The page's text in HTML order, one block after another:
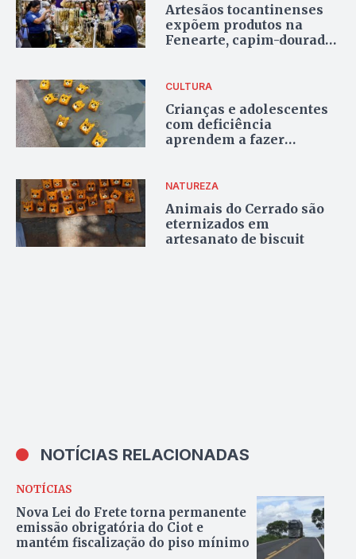
Artesãos tocantinenses
expõem produtos na
Fenearte, capim-dourado
CULTURA
Crianças e adolescentes
com deficiência
aprendem a fazer
NATUREZA
Animais do Cerrado são
eternizados em
artesanato de biscuit
NOTÍCIAS RELACIONADAS
NOTÍCIAS
Nova Lei do Frete torna permanente
emissão obrigatória do Ciot e
mantém fiscalização do piso mínimo